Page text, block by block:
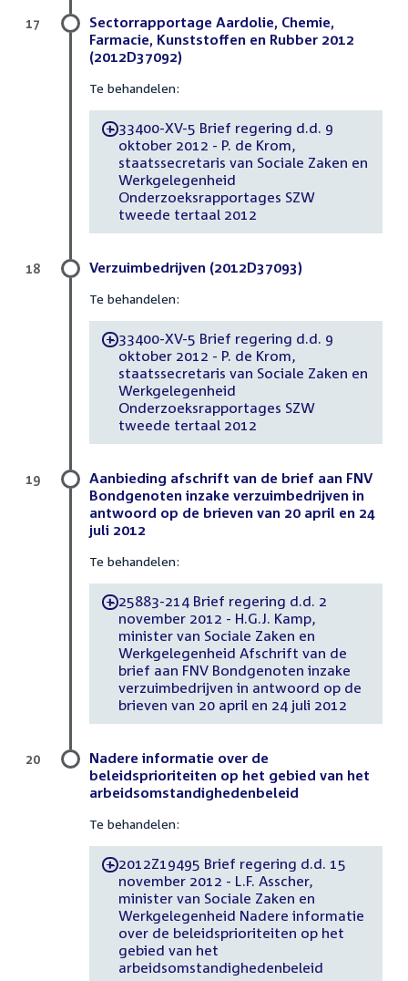
Sectorrapportage Aardolie, Chemie,
Farmacie, Kunststoffen en Rubber 2012
(2012D37092)
Te behandelen:
-33400-XV-5 Brief regering d.d. 9
oktober 2012 - P. de Krom,
staatssecretaris van Sociale Zaken en
Werkgelegenheid
Onderzoeksrapportages SZW
tweede tertaal 2012
17
Verzuimbedrijven (2012D37093)
Te behandelen:
-33400-XV-5 Brief regering d.d. 9
oktober 2012 - P. de Krom,
staatssecretaris van Sociale Zaken en
Werkgelegenheid
Onderzoeksrapportages SZW
tweede tertaal 2012
18
Aanbieding afschrift van de brief aan FNV
Bondgenoten inzake verzuimbedrijven in
antwoord op de brieven van 20 april en 24
juli 2012
Te behandelen:
-25883-214 Brief regering d.d. 2
november 2012 - H.G.J. Kamp,
minister van Sociale Zaken en
Werkgelegenheid Afschrift van de
brief aan FNV Bondgenoten inzake
verzuimbedrijven in antwoord op de
brieven van 20 april en 24 juli 2012
19
Nadere informatie over de
beleidsprioriteiten op het gebied van het
arbeidsomstandighedenbeleid
Te behandelen:
-2012Z19495 Brief regering d.d. 15
november 2012 - L.F. Asscher,
minister van Sociale Zaken en
Werkgelegenheid Nadere informatie
over de beleidsprioriteiten op het
gebied van het
arbeidsomstandighedenbeleid
20